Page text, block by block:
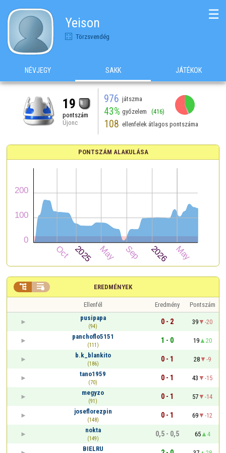
Yeison
Törzsvendég
☰
NÉVJEGY SAKK JÁTÉKOK
19
pontszám
Újonc
976 játszma
43% győzelem (416)
108 ellenfelek átlagos pontszáma
PONTSZÁM ALAKULÁSA
EREDMÉNYEK
 
Ellenfél Eredmény
Pontszám
pusipapa
(94)
0 - 2 39
-20
panchoflo5151
(111)
1 - 0 19
20
b.k_blankito
(186)
0 - 1 28
-9
tano1959
(70)
0 - 1 43
-15
megyzo
(91)
0 - 1 57
-14
joseflorezpin
(148)
0 - 1 69
-12
nokta
(149)
0,5 - 0,5 65
4
BIELRU